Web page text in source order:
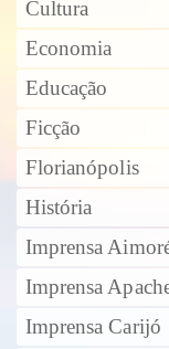
Cultura
Economia
Educação
Ficção
Florianópolis
História
Imprensa
Imprensa
Imprensa Carijó